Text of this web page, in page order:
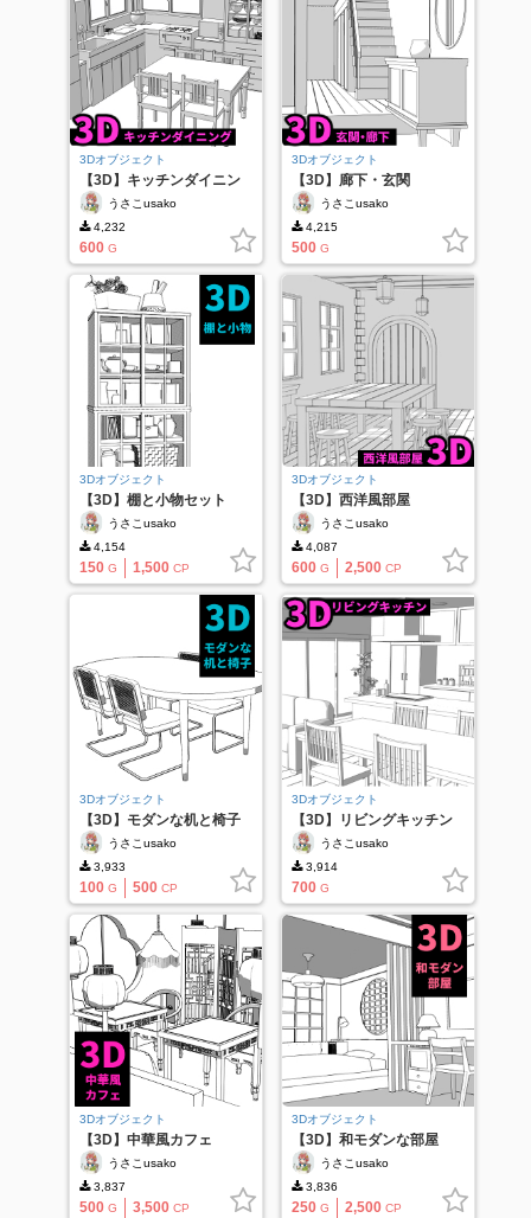
3Dオブジェクト
【3D】キッチンダイニン
グ
うさこusako
4,232
600 G
3Dオブジェクト
【3D】廊下・玄関
うさこusako
4,215
500 G
3Dオブジェクト
【3D】棚と小物セット
うさこusako
4,154
150 G 1,500 CP
3Dオブジェクト
【3D】西洋風部屋
うさこusako
4,087
600 G 2,500 CP
3Dオブジェクト
【3D】モダンな机と椅子
うさこusako
3,933
100 G 500 CP
3Dオブジェクト
【3D】リビングキッチン
うさこusako
3,914
700 G
3Dオブジェクト
【3D】中華風カフェ
うさこusako
3,837
500 G 3,500 CP
3Dオブジェクト
【3D】和モダンな部屋
うさこusako
3,836
250 G 2,500 CP